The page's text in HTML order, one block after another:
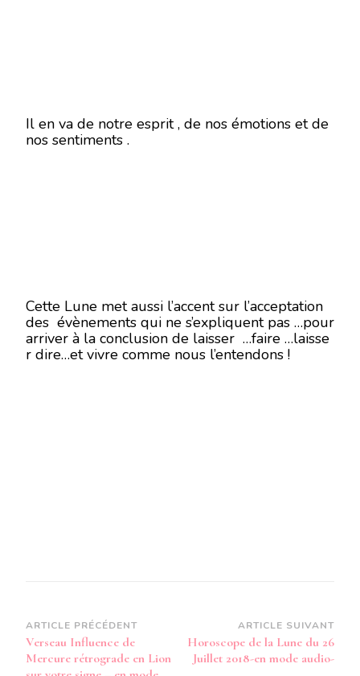
Il en va de notre esprit , de nos émotions et de
nos sentiments .
Cette Lune met aussi l’accent sur l’acceptation
des évènements qui ne s’expliquent pas …pour
arriver à la conclusion de laisser …faire …laisse
r dire…et vivre comme nous l’entendons !
Navigation
d’article
ARTICLE PRÉCÉDENT
Verseau Influence de
Mercure rétrograde en Lion
ARTICLE SUIVANT
Horoscope de la Lune du 26
Juillet 2018-en mode audio-